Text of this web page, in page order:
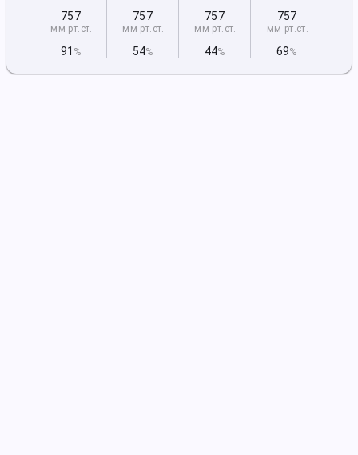
757
мм рт.ст.
91 %
757
мм рт.ст.
54%
757
мм рт.ст.
44%
757
мм рт.ст.
69%